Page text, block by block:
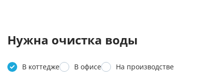
Нужна очистка воды
В коттедже В офисе На производстве